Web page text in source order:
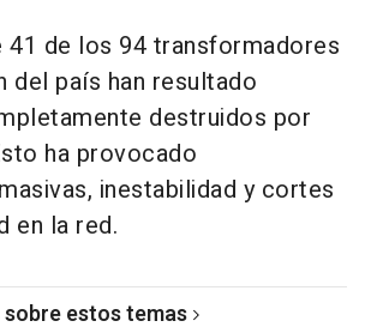
41 de los 94 transformadores
del país han resultado
destruidos por
ha provocado
inestabilidad y cortes
en la red.
estos temas